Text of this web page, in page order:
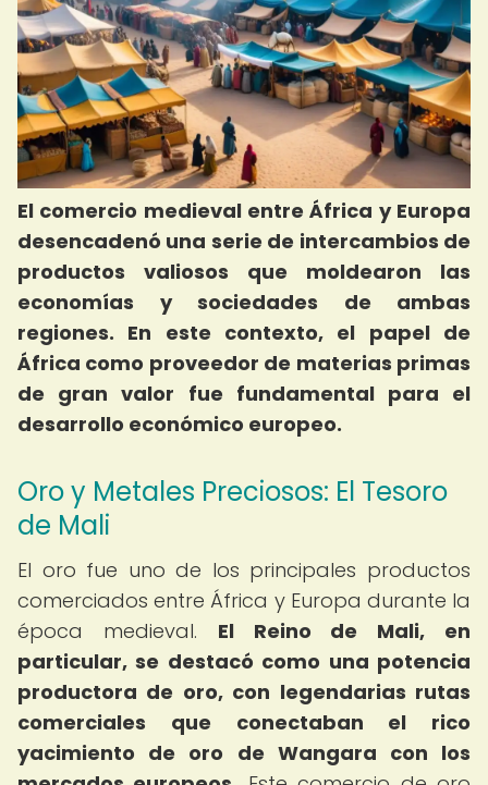
El comercio medieval entre África y Europa
desencadenó una serie de intercambios de
productos valiosos que moldearon las
economías y sociedades de ambas
regiones. En este contexto, el papel de
África como proveedor de materias primas
de gran valor fue fundamental para el
desarrollo económico europeo.
Oro y Metales Preciosos: El Tesoro
de Mali
El oro fue uno de los principales productos
comerciados entre África y Europa durante la
época medieval. El Reino de Mali, en
particular, se destacó como una potencia
productora de oro, con legendarias rutas
comerciales que conectaban el rico
yacimiento de oro de Wangara con los